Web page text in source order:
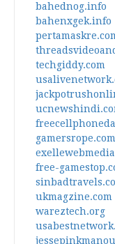
bahednog.info
bahenxgek.info
techgiddy.com
gamersrope.com
free-
ukmagzine.com
wareztech.org